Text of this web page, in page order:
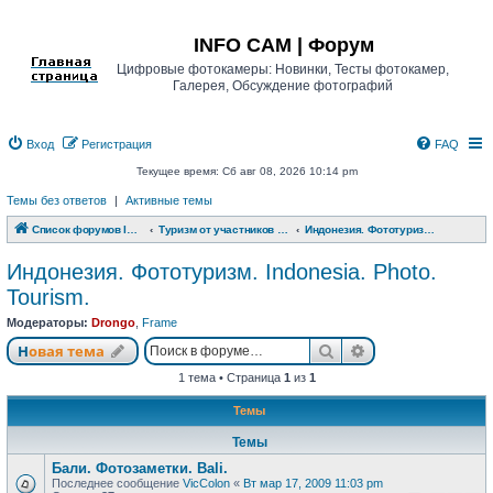
INFO CAM | Форум
Цифровые фотокамеры: Новинки, Тесты фотокамер,
Галерея, Обсуждение фотографий
Вход Регистрация FAQ
Текущее время: Сб авг 08, 2026 10:14 pm
Темы без ответов | Активные темы
Список форумов INFO CAM | Форум
Индонезия. Фототуризм. Indonesia. Photo.
Tourism.
Модераторы: Drongo Frame
Новая тема
Новая тема ПоискРасширенный
1 тема • Страница 1 из 1
Темы
Темы
Бали. Фотозаметки. Bali.
Последнее сообщение VicColon « Вт мар 17, 2009 11:03 pm